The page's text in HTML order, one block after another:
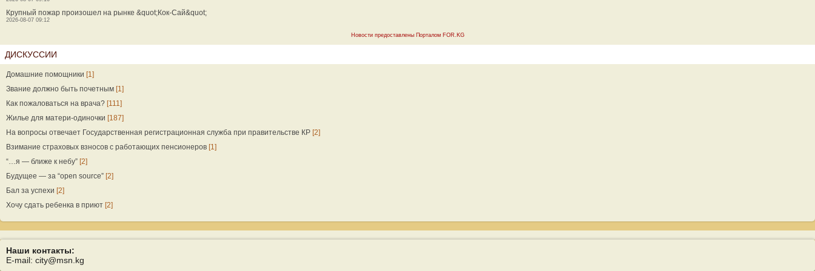
Крупный пожар произошел на рынке &quot;Кок-Сай&quot;
2026-08-07 09:12
Новости предоставлены Порталом FOR.KG
ДИСКУССИИ
Домашние помощники [1]
Звание должно быть почетным [1]
Как пожаловаться на врача? [111]
Жилье для матери-одиночки [187]
На вопросы отвечает Государственная регистрационная служба при правительстве КР [2]
Взимание страховых взносов с работающих пенсионеров [1]
“…я — ближе к небу” [2]
Будущее — за “open source” [2]
Бал за успехи [2]
Хочу сдать ребенка в приют [2]
Наши контакты:
E-mail: city@msn.kg